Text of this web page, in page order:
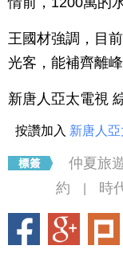
王國材強調，目
光客，能補齊離
新唐人亞太電視
按讚加入 新唐人
仲夏旅
約
時